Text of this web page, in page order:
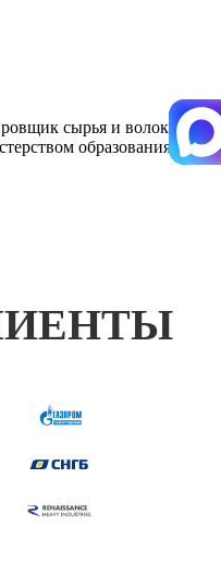
сырья и волокна и
образования